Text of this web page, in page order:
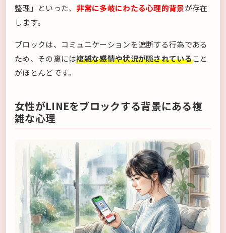
整理」といった、非常に多岐にわたる心理的背景が存在
します。
ブロックは、コミュニケーションを遮断する行為である
ため、その裏には複雑な感情や状況が隠されていること
がほとんどです。
女性がLINEをブロックする背景にある複
雑な心理